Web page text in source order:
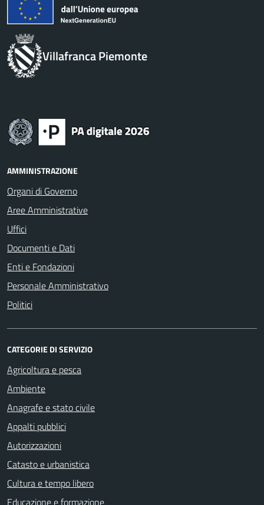
Villafranca Piemonte
AMMINISTRAZIONE
Organi di Governo
Aree Amministrative
Uffici
Documenti e Dati
Enti e Fondazioni
Personale Amministrativo
Politici
CATEGORIE DI SERVIZIO
Agricoltura e pesca
Ambiente
Anagrafe e stato civile
Appalti pubblici
Autorizzazioni
Catasto e urbanistica
Cultura e tempo libero
Educazione e formazione